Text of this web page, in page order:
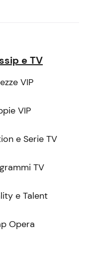
e TV
VIP
VIP
e Serie TV
TV
e Talent
Opera